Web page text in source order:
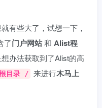
有些大了，试想一下，
了门户网站和 Alist程
办法获取到了Alist的高
目录 / 来进行木马上